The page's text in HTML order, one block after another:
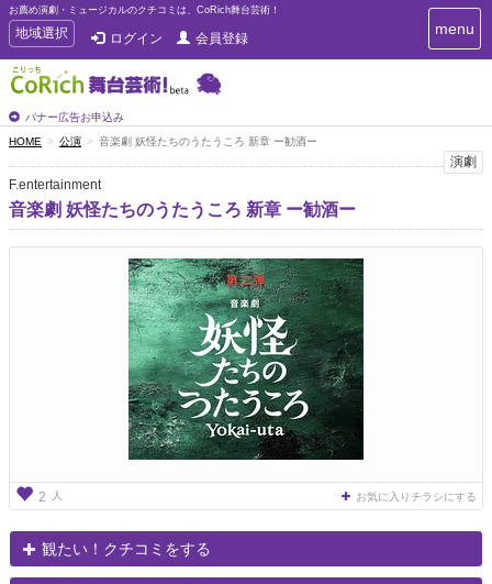
お薦め演劇・ミュージカルのクチコミは、CoRich舞台芸術！
T
o
g
g
e
n
a
v
i
g
地域選択 ログイン 会員登録
バナー広告お申込み
T
o
i
g
menu
HOME 公演 音楽劇 妖怪たちのうたうころ 新章 ー勧酒ー
演劇
F.entertainment
音楽劇 妖怪たちのうたうころ 新章 ー勧酒ー
2 人 お気に入りチラシにする
観たい！クチコミをする